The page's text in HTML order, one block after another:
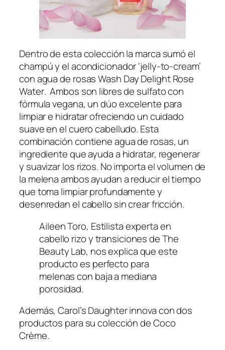
Dentro de esta colección la marca sumó el
champú y el acondicionador ‘jelly-to-cream’
con agua de rosasWash Day Delight Rose
Water. Ambos son libres de sulfato con
fórmula vegana, un dúo excelente para
limpiar e hidratar ofreciendo un cuidado
suave en el cuero cabelludo. Esta
combinación contiene agua de rosas, un
ingrediente que ayuda a hidratar, regenerar
y suavizar los rizos. No importa el volumen de
la melena ambos ayudan a reducir el tiempo
que toma limpiar profundamente y
desenredan el cabello sin crear fricción.
Aileen Toro, Estilista experta en
cabello rizo y transiciones de The
Beauty Lab, nos explica que este
producto es perfecto para
melenas con baja a mediana
porosidad.
Además, Carol’s Daughter innova con dos
productos para su colección de Coco
Crème.